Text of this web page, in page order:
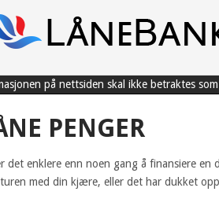
på nettsiden skal ikke betraktes
PENGER
det enklere enn noen gang å finansiere
med din kjære, eller det har dukket